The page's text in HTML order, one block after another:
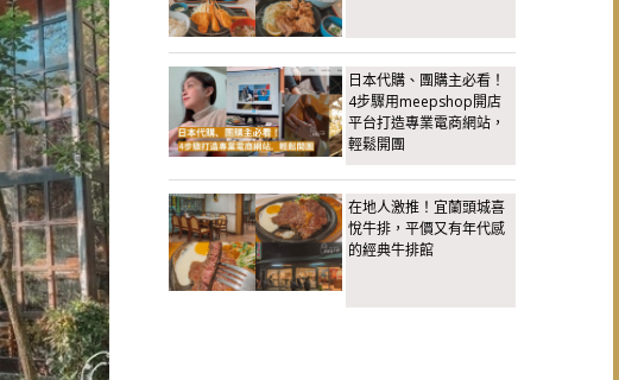
日本代購、團購主必看！
4步驟用meepshop開店
平台打造專業電商網站，
輕鬆開團
在地人激推！宜蘭頭城喜
悅牛排，平價又有年代感
的經典牛排館